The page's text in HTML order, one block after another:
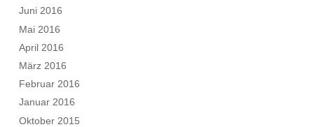
Juni 2016
Mai 2016
April 2016
März 2016
Februar 2016
Januar 2016
Oktober 2015